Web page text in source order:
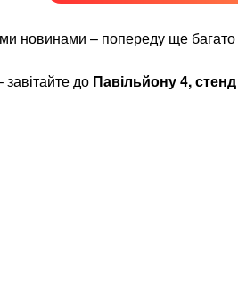
новинами – попереду ще багато
до Павільйону 4,